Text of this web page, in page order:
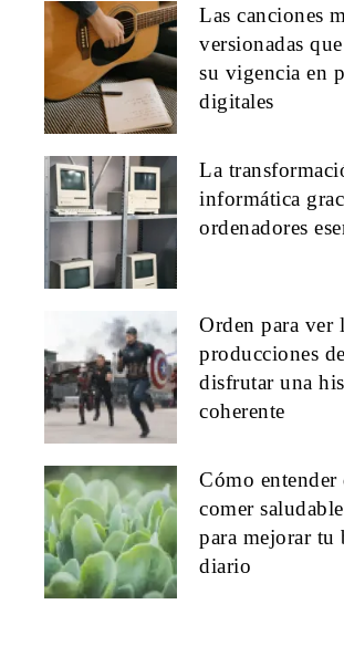
Las canciones
versionadas
su vigencia en
digitales
La
informática
ordenadores
Orden para ver
producciones
disfrutar una
coherente
Cómo entender
comer
para mejorar tu
diario